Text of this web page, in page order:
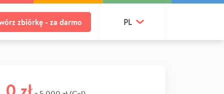
zbiórkę - za darmo PL